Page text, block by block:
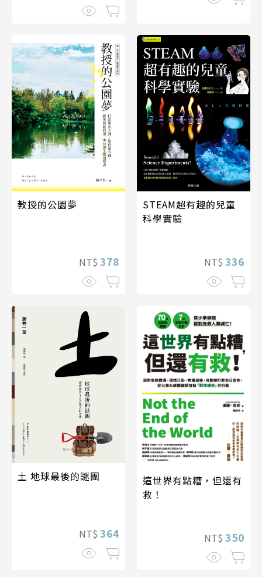
教授的公園夢
NT$ 378
STEAM超有趣的兒童
科學實驗
NT$ 336
土 地球最後的謎團
NT$ 364
這世界有點糟，但還有
救！
NT$ 350